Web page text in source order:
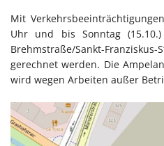
Mit
Uhr und bis Sonntag
Brehmstraße/Sankt-
gerechnet werden. Die
wird wegen Arbeiten außer